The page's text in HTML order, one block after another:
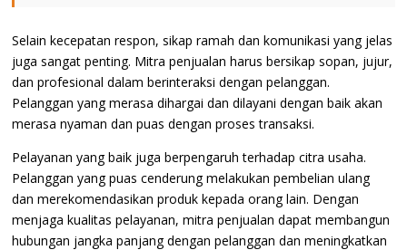
Selain kecepatan respon, sikap ramah dan komunikasi yang jelas
juga sangat penting. Mitra penjualan harus bersikap sopan, jujur,
dan profesional dalam berinteraksi dengan pelanggan.
Pelanggan yang merasa dihargai dan dilayani dengan baik akan
merasa nyaman dan puas dengan proses transaksi.
Pelayanan yang baik juga berpengaruh terhadap citra usaha.
Pelanggan yang puas cenderung melakukan pembelian ulang
dan merekomendasikan produk kepada orang lain. Dengan
menjaga kualitas pelayanan, mitra penjualan dapat membangun
hubungan jangka panjang dengan pelanggan dan meningkatkan